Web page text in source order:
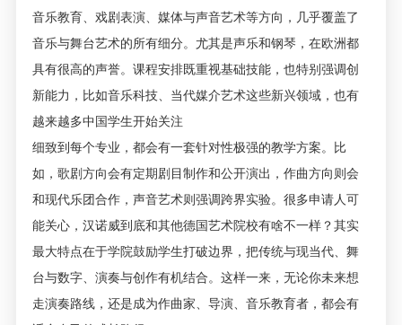
音乐教育、戏剧表演、媒体与声音艺术等方向，几乎覆盖了
音乐与舞台艺术的所有细分。尤其是声乐和钢琴，在欧洲都
具有很高的声誉。课程安排既重视基础技能，也特别强调创
新能力，比如音乐科技、当代媒介艺术这些新兴领域，也有
越来越多中国学生开始关注
细致到每个专业，都会有一套针对性极强的教学方案。比
如，歌剧方向会有定期剧目制作和公开演出，作曲方向则会
和现代乐团合作，声音艺术则强调跨界实验。很多申请人可
能关心，汉诺威到底和其他德国艺术院校有啥不一样？其实
最大特点在于学院鼓励学生打破边界，把传统与现当代、舞
台与数字、演奏与创作有机结合。这样一来，无论你未来想
走演奏路线，还是成为作曲家、导演、音乐教育者，都会有